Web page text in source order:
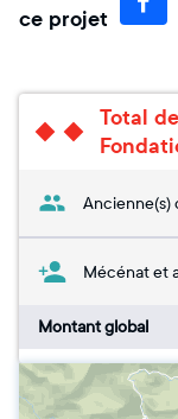
ce projet
Total
Ancienne(s)
Mécénat et
Montant global